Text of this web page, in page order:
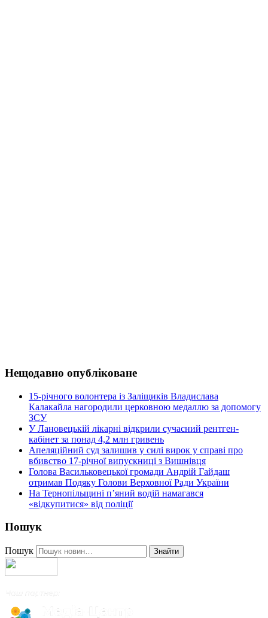
Нещодавно опубліковане
15-річного волонтера із Заліщиків Владислава
Калакайла нагородили церковною медаллю за допомогу
ЗСУ
У Лановецькій лікарні відкрили сучасний рентген-
кабінет за понад 4,2 млн гривень
Апеляційний суд залишив у силі вирок у справі про
вбивство 17-річної випускниці з Вишнівця
Голова Васильковецької громади Андрій Гайдаш
отримав Подяку Голови Верховної Ради України
На Тернопільщині п’яний водій намагався
«відкупитися» від поліції
Пошук
Пошук Знайти